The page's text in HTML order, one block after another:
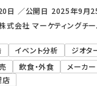
日 ／公開日 2025年9月
会社 マーケティングチー
イベント分析
ジオタ
飲食・外食 メーカー
店